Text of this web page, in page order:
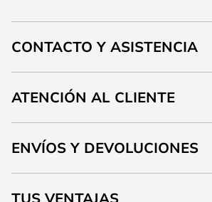
CONTACTO Y ASISTENCIA
ATENCIÓN AL CLIENTE
ENVÍOS Y DEVOLUCIONES
TUS VENTAJAS